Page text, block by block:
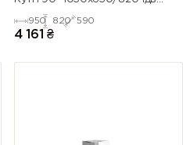
(Білий/Напівмат Білий 9003)
950 820 590
4 161 ₴